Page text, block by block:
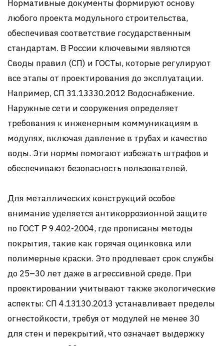
Нормативные документы формируют основу
любого проекта модульного строительства,
обеспечивая соответствие государственным
стандартам. В России ключевыми являются
Своды правил (СП) и ГОСТы, которые регулируют
все этапы от проектирования до эксплуатации.
Например, СП 31.13330.2012 Водоснабжение.
Наружные сети и сооружения определяет
требования к инженерным коммуникациям в
модулях, включая давление в трубах и качество
воды. Эти нормы помогают избежать штрафов и
обеспечивают безопасность пользователей.
Для металлических конструкций особое
внимание уделяется антикоррозионной защите
по ГОСТ Р 9.402-2004, где прописаны методы
покрытия, такие как горячая оцинковка или
полимерные краски. Это продлевает срок службы
до 25–30 лет даже в агрессивной среде. При
проектировании учитывают также экологические
аспекты: СП 4.13130.2013 устанавливает пределы
огнестойкости, требуя от модулей не менее 30
для стен и перекрытий, что означает выдержку